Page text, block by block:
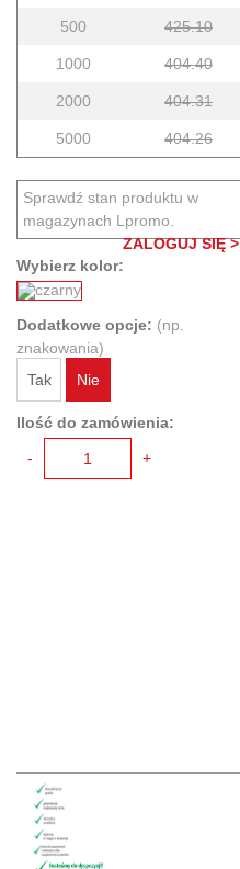
500 425.10
1000 404.40
2000 404.31
5000 404.26
Sprawdź stan produktu w
magazynach Lpromo.
ZALOGUJ SIĘ >
Wybierz kolor:
Dodatkowe opcje: (np.
znakowania)
Tak
Nie
Ilość do zamówienia:
-
+